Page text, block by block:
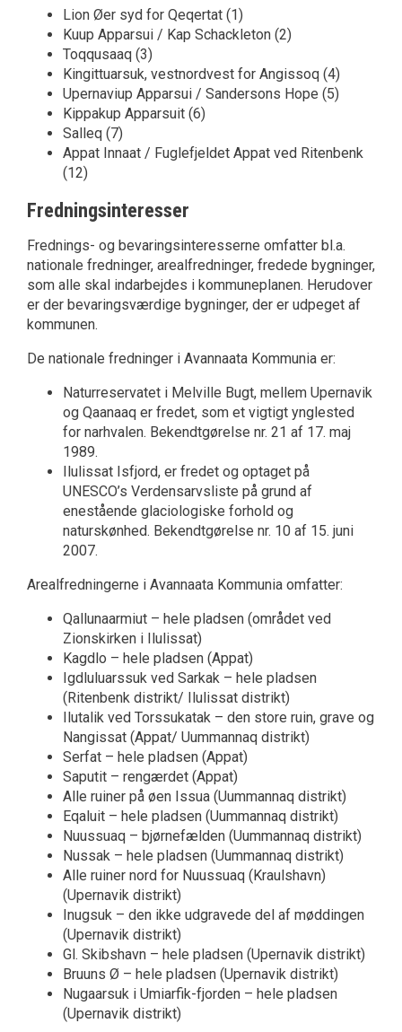
Lion Øer syd for Qeqertat (1)
Kuup Apparsui / Kap Schackleton (2)
Toqqusaaq (3)
Kingittuarsuk, vestnordvest for Angissoq (4)
Upernaviup Apparsui / Sandersons Hope (5)
Kippakup Apparsuit (6)
Salleq (7)
Appat Innaat / Fuglefjeldet Appat ved Ritenbenk
(12)
Fredningsinteresser
Frednings- og bevaringsinteresserne omfatter bl.a.
nationale fredninger, arealfredninger, fredede bygninger,
som alle skal indarbejdes i kommuneplanen. Herudover
er der bevaringsværdige bygninger, der er udpeget af
kommunen.
De nationale fredninger i Avannaata Kommunia er:
Naturreservatet i Melville Bugt, mellem Upernavik
og Qaanaaq er fredet, som et vigtigt ynglested
for narhvalen. Bekendtgørelse nr. 21 af 17. maj
1989.
Ilulissat Isfjord, er fredet og optaget på
UNESCO’s Verdensarvsliste på grund af
enestående glaciologiske forhold og
naturskønhed. Bekendtgørelse nr. 10 af 15. juni
2007.
Arealfredningerne i Avannaata Kommunia omfatter:
Qallunaarmiut – hele pladsen (området ved
Zionskirken i Ilulissat)
Kagdlo – hele pladsen (Appat)
Igdluluarssuk ved Sarkak – hele pladsen
(Ritenbenk distrikt/ Ilulissat distrikt)
Ilutalik ved Torssukatak – den store ruin, grave og
Nangissat (Appat/ Uummannaq distrikt)
Serfat – hele pladsen (Appat)
Saputit – rengærdet (Appat)
Alle ruiner på øen Issua (Uummannaq distrikt)
Eqaluit – hele pladsen (Uummannaq distrikt)
Nuussuaq – bjørnefælden (Uummannaq distrikt)
Nussak – hele pladsen (Uummannaq distrikt)
Alle ruiner nord for Nuussuaq (Kraulshavn)
(Upernavik distrikt)
Inugsuk – den ikke udgravede del af møddingen
(Upernavik distrikt)
Gl. Skibshavn – hele pladsen (Upernavik distrikt)
Bruuns Ø – hele pladsen (Upernavik distrikt)
Nugaarsuk i Umiarfik-fjorden – hele pladsen
(Upernavik distrikt)